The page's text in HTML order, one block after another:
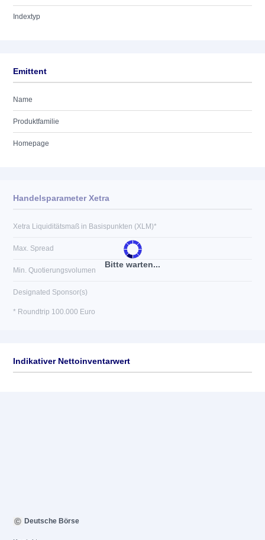
Indextyp
Emittent
Name
Produktfamilie
Homepage
Bitte warten...
Handelsparameter Xetra
Xetra Liquiditätsmaß in Basispunkten (XLM)*
Max. Spread
Min. Quotierungsvolumen
Designated Sponsor(s)
* Roundtrip 100.000 Euro
Indikativer Nettoinventarwert
Deutsche Börse